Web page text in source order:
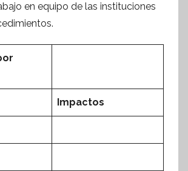
a
en equipo de las instituciones
Impactos